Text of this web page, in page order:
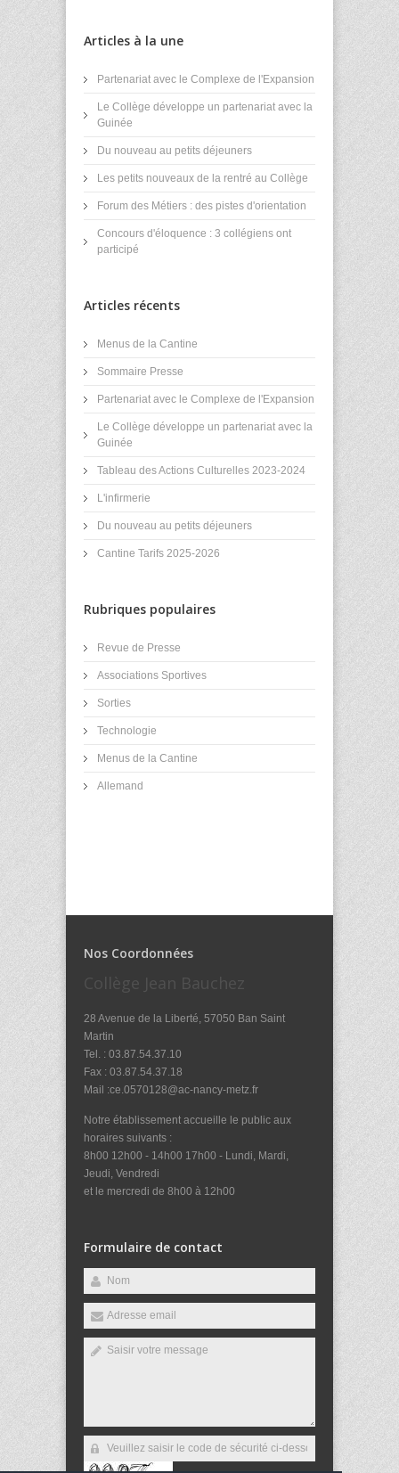
Articles à la une
Partenariat avec le Complexe de l'Expansion
Le Collège développe un partenariat avec la
Guinée
Du nouveau au petits déjeuners
Les petits nouveaux de la rentré au Collège
Forum des Métiers : des pistes d'orientation
Concours d'éloquence : 3 collégiens ont
participé
Articles récents
Menus de la Cantine
Sommaire Presse
Partenariat avec le Complexe de l'Expansion
Le Collège développe un partenariat avec la
Guinée
Tableau des Actions Culturelles 2023-2024
L'infirmerie
Du nouveau au petits déjeuners
Cantine Tarifs 2025-2026
Rubriques populaires
Revue de Presse
Associations Sportives
Sorties
Technologie
Menus de la Cantine
Allemand
Nos Coordonnées
Collège Jean Bauchez
28 Avenue de la Liberté, 57050 Ban Saint
Martin
Tel. : 03.87.54.37.10
Fax : 03.87.54.37.18
Mail :ce.0570128@ac-nancy-metz.fr
Notre établissement accueille le public aux
horaires suivants :
8h00 12h00 - 14h00 17h00 - Lundi, Mardi,
Jeudi, Vendredi
et le mercredi de 8h00 à 12h00
Formulaire de contact